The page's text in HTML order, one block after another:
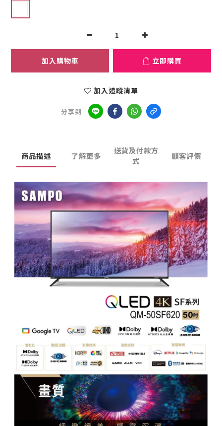
加入購物車 立即購買
加入追蹤清單
分享到
商品描述 了解更多
送貨及付款方
式
顧客評價